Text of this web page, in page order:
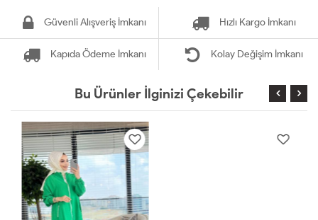
Güvenli Alışveriş İmkanı Hızlı Kargo İmkanı
Kapıda Ödeme İmkanı Kolay Değişim İmkanı
Bu Ürünler İlginizi Çekebilir